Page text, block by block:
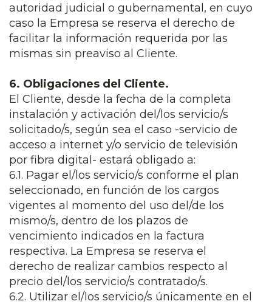
autoridad judicial o gubernamental, en cuyo
caso la Empresa se reserva el derecho de
facilitar la información requerida por las
mismas sin preaviso al Cliente.
6. Obligaciones del Cliente.
El Cliente, desde la fecha de la completa
instalación y activación del/los servicio/s
solicitado/s, según sea el caso -servicio de
acceso a internet y/o servicio de televisión
por fibra digital- estará obligado a:
6.1. Pagar el/los servicio/s conforme el plan
seleccionado, en función de los cargos
vigentes al momento del uso del/de los
mismo/s, dentro de los plazos de
vencimiento indicados en la factura
respectiva. La Empresa se reserva el
derecho de realizar cambios respecto al
precio del/los servicio/s contratado/s.
6.2. Utilizar el/los servicio/s únicamente en el